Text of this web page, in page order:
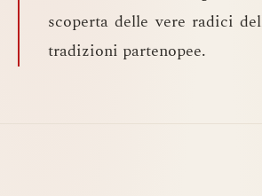
scoperta delle vere radici
tradizioni partenopee.